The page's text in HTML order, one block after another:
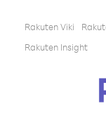
Rakuten Viki
Rakuten Insight